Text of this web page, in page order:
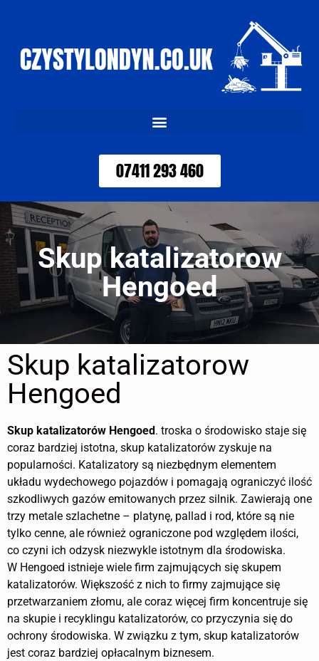
07411 293 460
Skup katalizatorow
Hengoed
Skup katalizatorow
Hengoed
Skup katalizatorów Hengoed. troska o środowisko staje się
coraz bardziej istotna, skup katalizatorów zyskuje na
popularności. Katalizatory są niezbędnym elementem
układu wydechowego pojazdów i pomagają ograniczyć ilość
szkodliwych gazów emitowanych przez silnik. Zawierają one
trzy metale szlachetne – platynę, pallad i rod, które są nie
tylko cenne, ale również ograniczone pod względem ilości,
co czyni ich odzysk niezwykle istotnym dla środowiska.
W Hengoed istnieje wiele firm zajmujących się skupem
katalizatorów. Większość z nich to firmy zajmujące się
przetwarzaniem złomu, ale coraz więcej firm koncentruje się
na skupie i recyklingu katalizatorów, co przyczynia się do
ochrony środowiska. W związku z tym, skup katalizatorów
jest coraz bardziej opłacalnym biznesem.